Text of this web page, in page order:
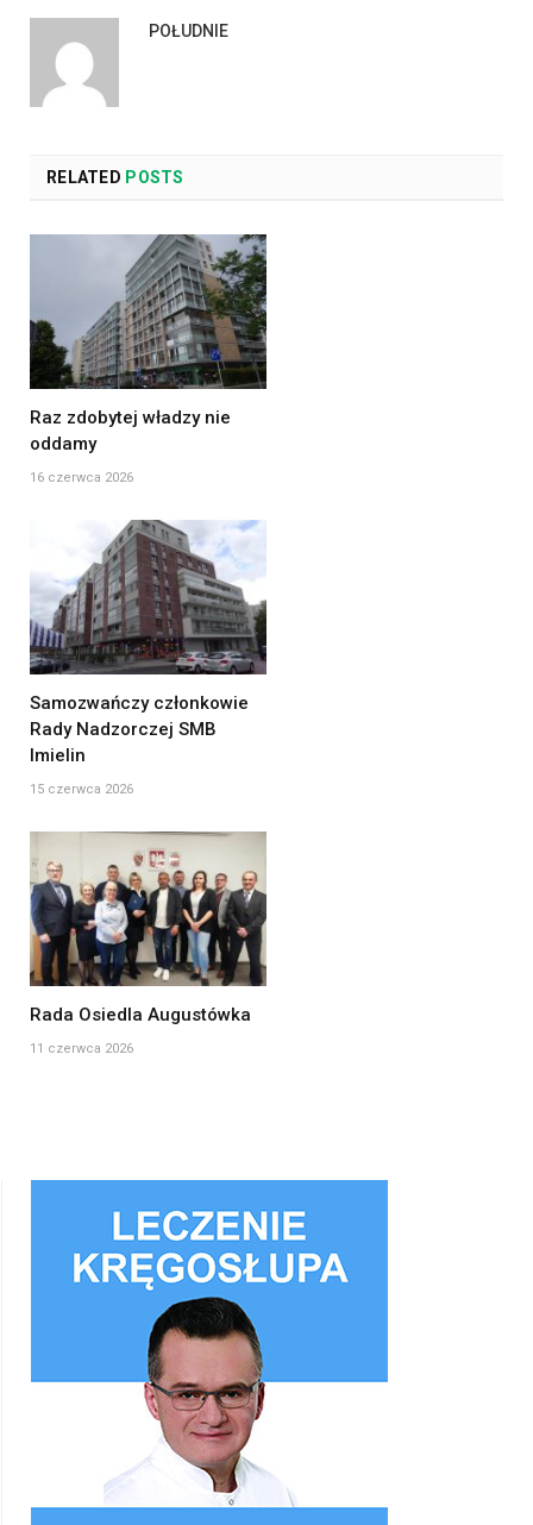
POŁUDNIE
RELATED POSTS
Raz zdobytej władzy nie
oddamy
16 czerwca 2026
Samozwańczy członkowie
Rady Nadzorczej SMB
Imielin
15 czerwca 2026
Rada Osiedla Augustówka
11 czerwca 2026